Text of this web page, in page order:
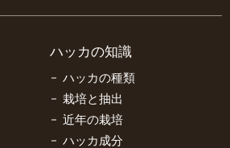
ハッカの知識
ハッカの種類
栽培と抽出
近年の栽培
ハッカ成分